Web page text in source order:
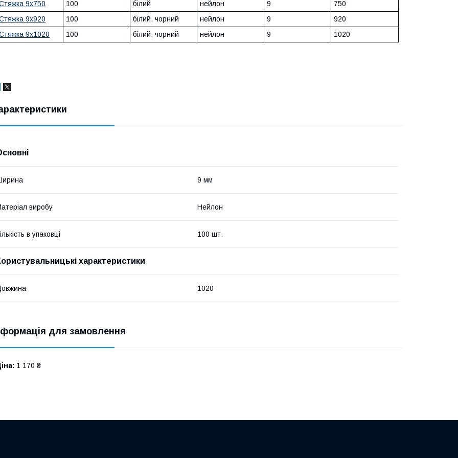
9х750 100 білий нейлон 9
750
9х920
100 білий, чорний нейлон 9
920
9х1020
100 білий, чорний нейлон 9 1020
9 мм
виробу Нейлон
в упаковці 100 шт.
характеристики
1020
для замовлення
1 170 ₴